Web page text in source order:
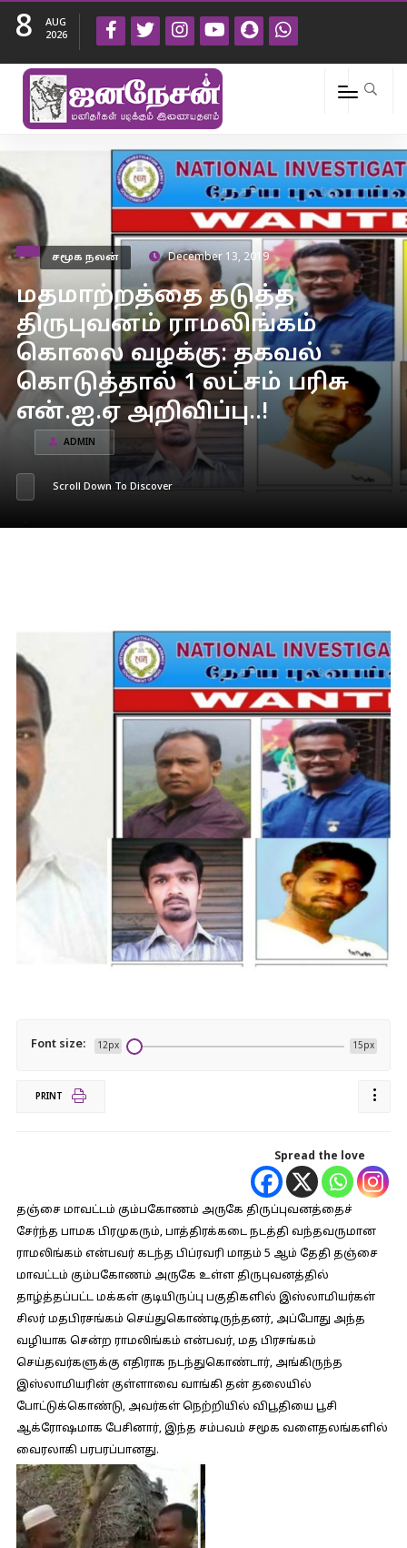
8
AUG
2026
சமூக நலன் December 13, 2019
மதமாற்றத்தை தடுத்த
திருபுவனம் ராமலிங்கம்
கொலை வழக்கு: தகவல்
கொடுத்தால் 1 லட்சம் பரிசு
என்.ஐ.ஏ அறிவிப்பு..!
ADMIN
Scroll Down To Discover
Font size: 12px 15px
PRINT
Spread the love
தஞ்சை மாவட்டம் கும்பகோணம் அருகே திருப்புவனத்தைச்
சேர்ந்த பாமக பிரமுகரும், பாத்திரக்கடை நடத்தி வந்தவருமான
ராமலிங்கம் என்பவர் கடந்த பிப்ரவரி மாதம் 5 ஆம் தேதி தஞ்சை
மாவட்டம் கும்பகோணம் அருகே உள்ள திருபுவனத்தில்
தாழ்த்தப்பட்ட மக்கள் குடியிருப்பு பகுதிகளில் இஸ்லாமியர்கள்
சிலர் மதபிரசங்கம் செய்துகொண்டிருந்தனர், அப்போது அந்த
வழியாக சென்ற ராமலிங்கம் என்பவர், மத பிரசங்கம்
செய்தவர்களுக்கு எதிராக நடந்துகொண்டார், அங்கிருந்த
இஸ்லாமியரின் குள்ளாவை வாங்கி தன் தலையில்
போட்டுக்கொண்டு, அவர்கள் நெற்றியில் விபூதியை பூசி
ஆக்ரோஷமாக பேசினார், இந்த சம்பவம் சமூக வளைதலங்களில்
வைரலாகி பரபரப்பானது.